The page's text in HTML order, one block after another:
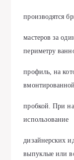
производятся
мастеров за
периметру
профиль, на
пробкой. При
использование
дизайнерских
выпуклые или